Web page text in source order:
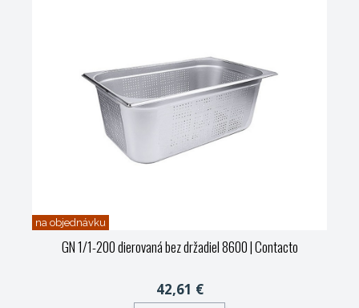
na objednávku
GN 1/1-200 dierovaná bez držadiel 8600| Contacto
42,61 €